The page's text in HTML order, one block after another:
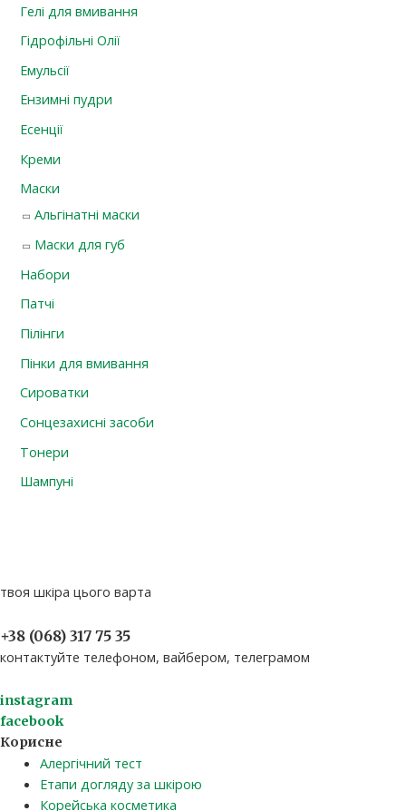
Гелі для вмивання
Гідрофільні Олії
Емульсії
Ензимні пудри
Есенції
Креми
Маски
Альгінатні маски
Маски для губ
Набори
Патчі
Пілінги
Пінки для вмивання
Сироватки
Сонцезахисні засоби
Тонери
Шампуні
твоя шкіра цього варта
+38 (068) 317 75 35​
контактуйте телефоном, вайбером, телеграмом
instagram
facebook
Корисне
Алергічний тест
Етапи догляду за шкірою
Корейська косметика